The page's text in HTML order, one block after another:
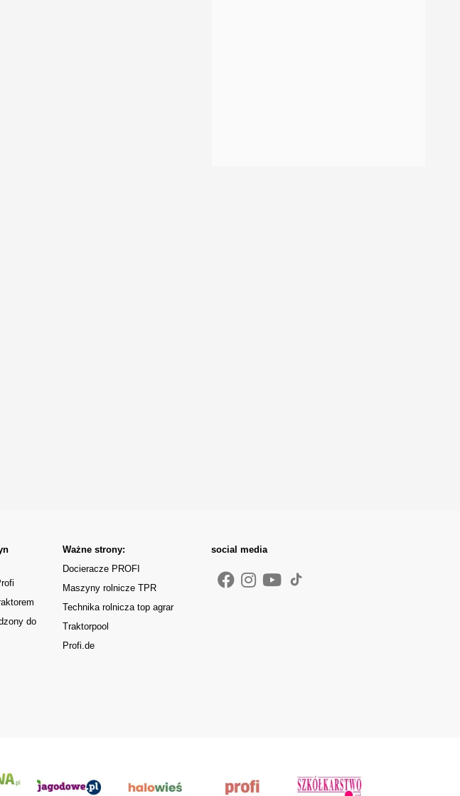
do
Ważne strony:
Docieracze PROFI
Maszyny rolnicze TPR
Technika rolnicza top agrar
Traktorpool
Profi.de
social media